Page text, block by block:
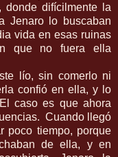
donde difícilmente la
Jenaro lo buscaban
vida en esas ruinas
que no fuera ella
lío, sin comerlo ni
confió en ella, y lo
caso es que ahora
Cuando llegó
poco tiempo, porque
de ella, y en